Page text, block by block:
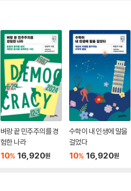
벼랑 끝 민주주의를 경
험한 나라
10% 16,920원
수학이 내 인생에 말을
걸었다
10% 16,920원